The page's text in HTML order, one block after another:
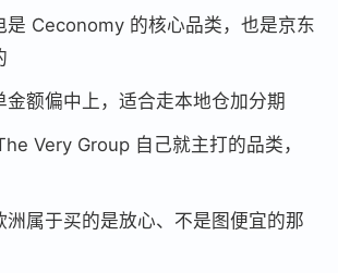
是 Ceconomy 的核心品类，也是京东
金额偏中上，适合走本地仓加分期
Very Group 自己就主打的品类，
洲属于买的是放心、不是图便宜的那